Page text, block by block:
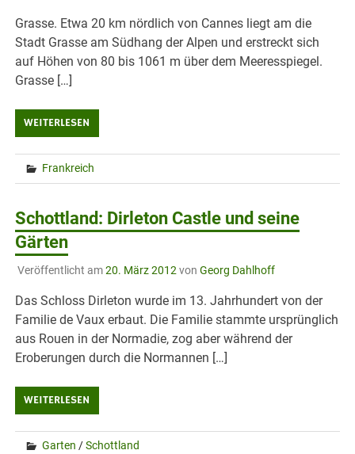
Grasse. Etwa 20 km nördlich von Cannes liegt am die
Stadt Grasse am Südhang der Alpen und erstreckt sich
auf Höhen von 80 bis 1061 m über dem Meeresspiegel.
Grasse […]
WEITERLESEN
Frankreich
Schottland: Dirleton Castle und seine
Gärten
Veröffentlicht am20. März 2012 von Georg Dahlhoff
Das Schloss Dirleton wurde im 13. Jahrhundert von der
Familie de Vaux erbaut. Die Familie stammte ursprünglich
aus Rouen in der Normadie, zog aber während der
Eroberungen durch die Normannen […]
WEITERLESEN
Garten /Schottland